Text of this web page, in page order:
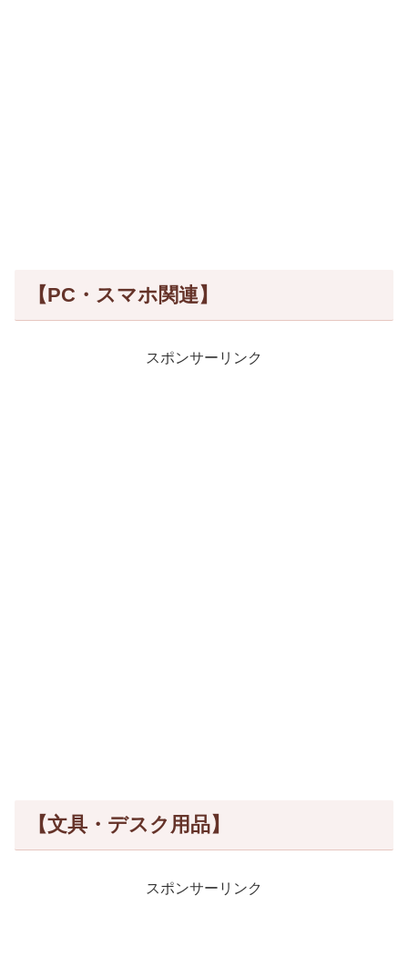
【PC・スマホ関連】
スポンサーリンク
【文具・デスク用品】
スポンサーリンク